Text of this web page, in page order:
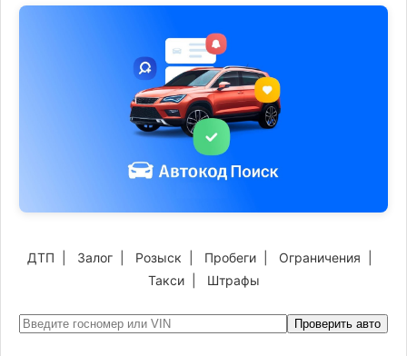
ДТП Залог Розыск Пробеги Ограничения
Такси| Штрафы
Проверить авто